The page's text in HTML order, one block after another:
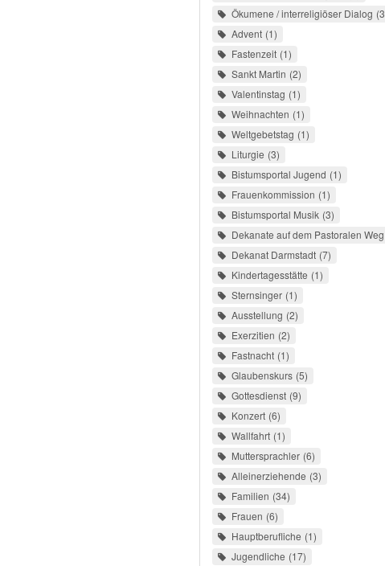
Ökumene / interreligiöser Dialog 3
Advent 1
Fastenzeit 1
Sankt Martin 2
Valentinstag 1
Weihnachten 1
Weltgebetstag 1
Liturgie 3
Bistumsportal Jugend 1
Frauenkommission 1
Bistumsportal Musik 3
Dekanate auf dem Pastoralen Weg
Dekanat Darmstadt 7
Kindertagesstätte 1
Sternsinger 1
Ausstellung 2
Exerzitien 2
Fastnacht 1
Glaubenskurs 5
Gottesdienst 9
Konzert 6
Wallfahrt 1
Muttersprachler 6
Alleinerziehende 3
Familien 34
Frauen 6
Hauptberufliche 1
Jugendliche 17